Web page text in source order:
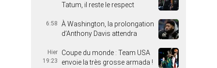
Tatum, il reste le respect
6:58
À Washington, la prolongation
d’Anthony Davis attendra
Hier
19:23
Coupe du monde : Team USA
envoie la très grosse armada !